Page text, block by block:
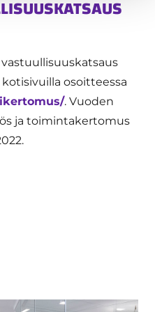
osoitteessa
. Vuoden
ja toimintakertomus